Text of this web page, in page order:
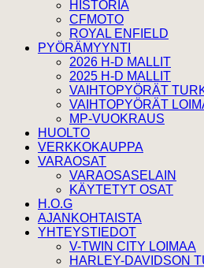
HISTORIA
CFMOTO
ROYAL ENFIELD
PYÖRÄMYYNTI
2026 H-D MALLIT
2025 H-D MALLIT
VAIHTOPYÖRÄT
VAIHTOPYÖRÄT
MP-VUOKRAUS
HUOLTO
VERKKOKAUPPA
VARAOSAT
VARAOSASELAIN
KÄYTETYT OSAT
H.O.G
AJANKOHTAISTA
YHTEYSTIEDOT
V-TWIN CITY LOIMAA
HARLEY-DAVIDSON